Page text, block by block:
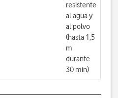
resistente
al agua y
al polvo
(hasta 1,5
m
durante
30 min)